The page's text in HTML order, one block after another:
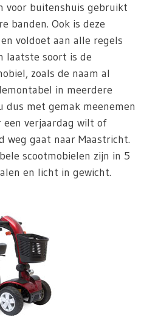
voor buitenshuis gebruikt
banden. Ook is deze
voldoet aan alle regels
laatste soort is de
zoals de naam al
in meerdere
dus met gemak meenemen
een verjaardag wilt of
weg gaat naar Maastricht.
scootmobielen zijn in 5
en licht in gewicht.